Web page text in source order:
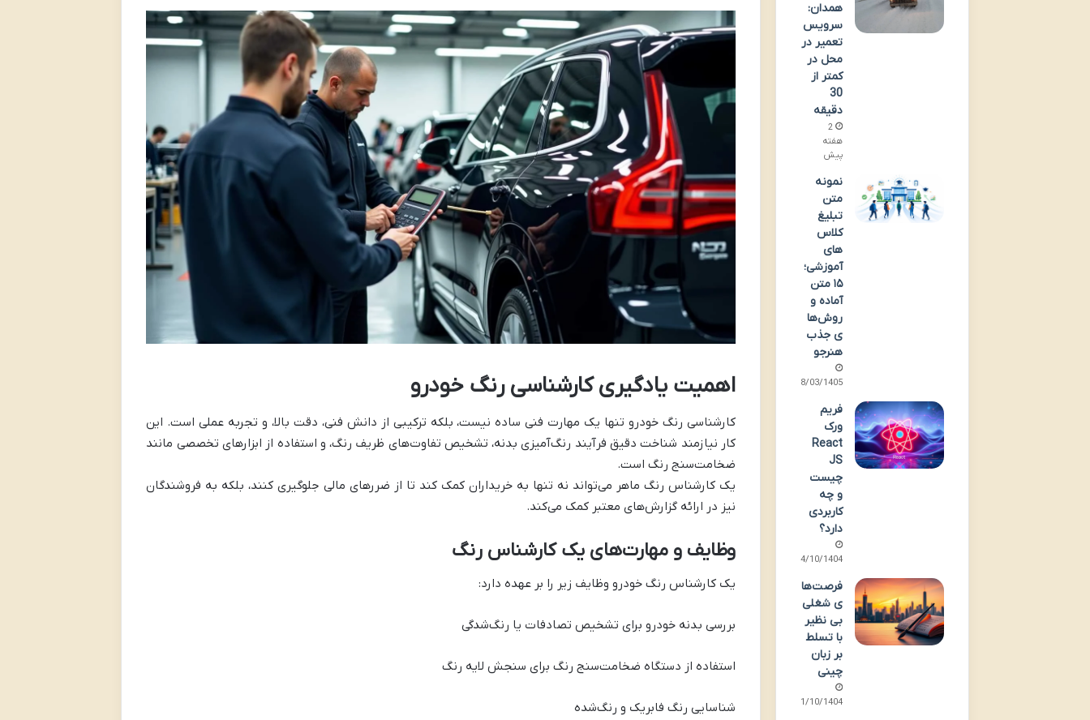
اهمیت یادگیری کارشناسی رنگ خودرو
کارشناسی رنگ خودرو تنها یک مهارت فنی ساده نیست، بلکه ترکیبی از دانش فنی، دقت بالا، و تجربه عملی است. این
کار نیازمند شناخت دقیق فرآیند رنگ‌آمیزی بدنه، تشخیص تفاوت‌های ظریف رنگ، و استفاده از ابزارهای تخصصی مانند
ضخامت‌سنج رنگ است.
یک کارشناس رنگ ماهر می‌تواند نه تنها به خریداران کمک کند تا از ضررهای مالی جلوگیری کنند، بلکه به فروشندگان
نیز در ارائه گزارش‌های معتبر کمک می‌کند.
وظایف و مهارت‌های یک کارشناس رنگ
یک کارشناس رنگ خودرو وظایف زیر را بر عهده دارد:
بررسی بدنه خودرو برای تشخیص تصادفات یا رنگ‌شدگی
استفاده از دستگاه ضخامت‌سنج رنگ برای سنجش لایه رنگ
شناسایی رنگ فابریک و رنگ‌شده
همدان:
سرویس
تعمیر در
محل در
کمتر از
30
دقیقه
2
هفته
پیش
نمونه
متن
تبلیغ
کلاس
های
آموزشی؛
۱۵ متن
آماده و
روش‌ها
ی جذب
هنرجو
28/03/1405
فریم
ورک
React
JS
چیست
و چه
کاربردی
دارد؟
24/10/1404
فرصت‌ها
ی شغلی
بی نظیر
با تسلط
بر زبان
چینی
11/10/1404